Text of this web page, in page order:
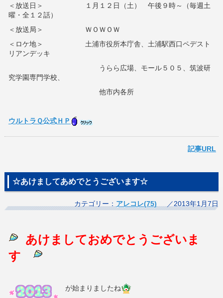
＜放送日＞ １月１２日（土） 午後９時～（毎週土
曜・全１２話）
＜放送局＞ ＷＯＷＯＷ
＜ロケ地＞ 土浦市役所本庁舎、土浦駅西口ペデスト
リアンデッキ
うらら広場、モール５０５、筑波研
究学園専門学校、
他市内各所
ウルトラＱ公式ＨＰ
記事URL
☆あけましてあめでとうございます☆
カテゴリー： アレコレ(75) ／2013年1月7日
あけましておめでとうございま
す
が始まりましたね